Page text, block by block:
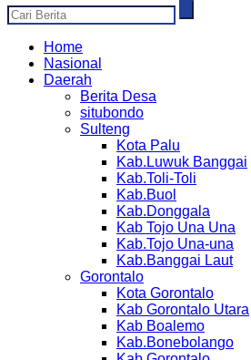
Home
Nasional
Daerah
Berita Desa
situbondo
Sulteng
Kota Palu
Kab.Luwuk Banggai
Kab.Toli-Toli
Kab.Buol
Kab.Donggala
Kab Tojo Una Una
Kab.Tojo Una-una
Kab.Banggai Laut
Gorontalo
Kota Gorontalo
Kab Gorontalo Utara
Kab Boalemo
Kab.Bonebolango